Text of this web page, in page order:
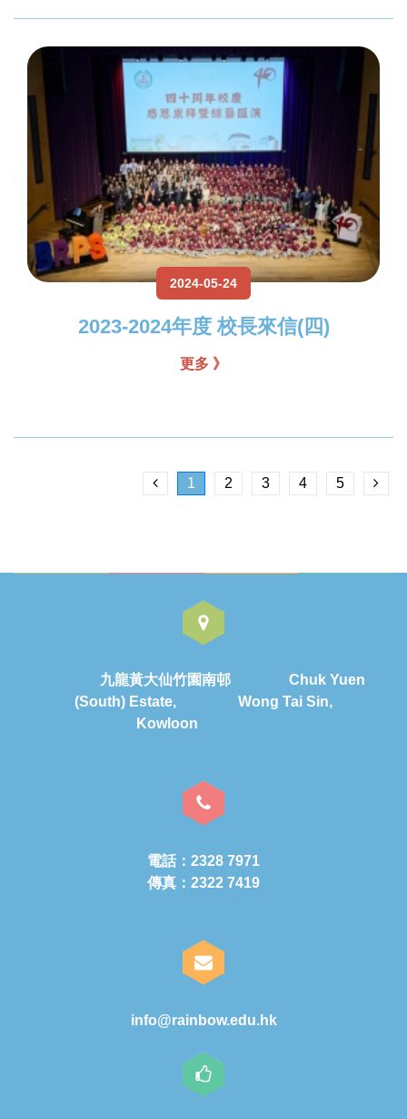
2024-05-24
2023-2024年度 校長來信(四)
更多 》
1 2 3 4 5
九龍黃大仙竹園南邨 Chuk Yuen
(South) Estate, Wong Tai Sin,
Kowloon
電話：2328 7971
傳真：2322 7419
info@rainbow.edu.hk